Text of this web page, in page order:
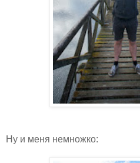
Ну и меня немножко: